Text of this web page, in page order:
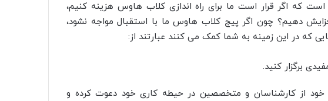
که اگر قرار است ما برای راه اندازی کلاب هاوس هزینه کنیم،
دهیم؟ چون اگر پیج کلاب هاوس ما با استقبال مواجه نشود،
که در این زمینه به شما کمک می کنند عبارتند از:
برگزار کنید.
از کارشناسان و متخصصین در حیطه کاری خود دعوت کرده و